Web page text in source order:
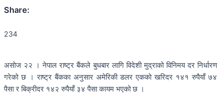
Share:
234
असोज २२ । नेपाल राष्ट्र बैंकले बुधबार लागि विदेशी मुद्राको विनिमय दर निर्धारण
गरेको छ । राष्ट्र बैंकका अनुसार अमेरिकी डलर एकको खरिदर १४१ रुपैयाँ ७४
पैसा र बिक्रीदर १४२ रुपैयाँ ३४ पैसा कायम भएको छ ।